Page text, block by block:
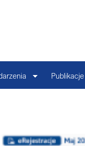
Publikacje